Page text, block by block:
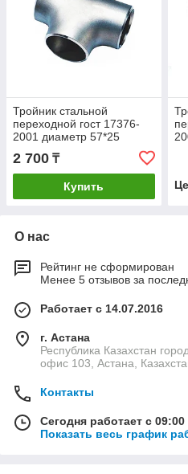
Тройник стальной
переходной гост 17376-
2001 диаметр 57*25
2 700 ₸
Купить
О нас
Рейтинг не сформирован
Менее 5 отзывов за
Работает с 14.07.2016
г. Астана
Республика Казахстан
офис 103, Астана,
Контакты
Сегодня работает с
Показать весь график